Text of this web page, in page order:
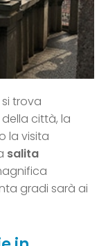
trova
città, la
la visita
salita
gradi sarà ai